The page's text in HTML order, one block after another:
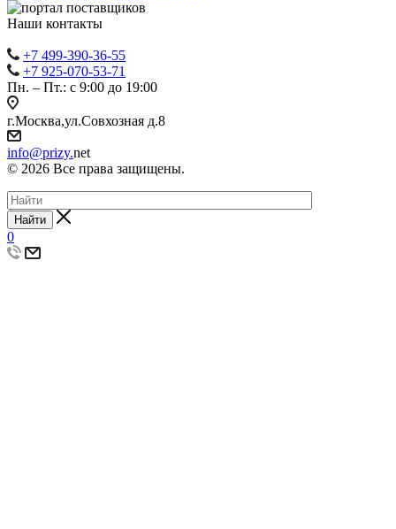
Наши контакты
+7 499-390-36-55
+7 925-070-53-71
Пн. – Пт.: с 9:00 до 19:00
г.Москва,ул.Совхозная д.8
info@prizy.net
© 2026 Все права защищены.
Найти
0